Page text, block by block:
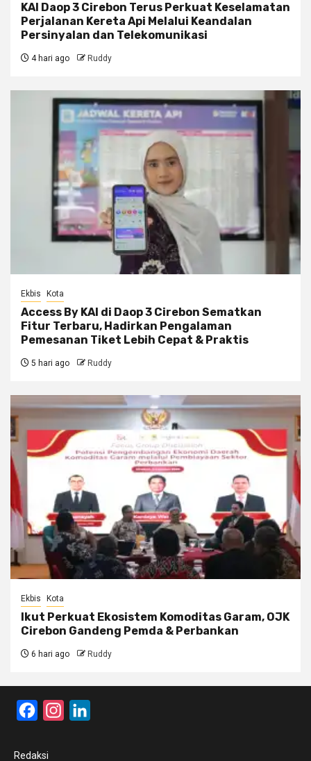
KAI Daop 3 Cirebon Terus Perkuat Keselamatan
Perjalanan Kereta Api Melalui Keandalan
Persinyalan dan Telekomunikasi
4 hari ago Ruddy
Ekbis Kota
Access By KAI di Daop 3 Cirebon Sematkan
Fitur Terbaru, Hadirkan Pengalaman
Pemesanan Tiket Lebih Cepat & Praktis
5 hari ago Ruddy
Ekbis Kota
Ikut Perkuat Ekosistem Komoditas Garam, OJK
Cirebon Gandeng Pemda & Perbankan
6 hari ago Ruddy
FacebookInstagram
Redaksi